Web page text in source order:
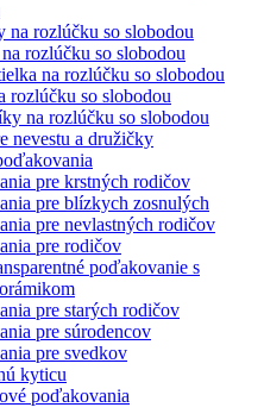
na rozlúčku so slobodou
rozlúčku so slobodou
na rozlúčku so slobodou
rozlúčku so slobodou
na rozlúčku so slobodou
nevestu a družičky
pre krstných rodičov
pre blízkych zosnulých
pre nevlastných rodičov
pre rodičov
poďakovanie s
pre starých rodičov
pre súrodencov
pre svedkov
kyticu
poďakovania